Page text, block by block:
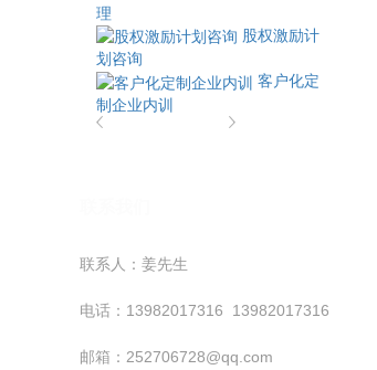
理
股权激励计
划咨询
客户化定
制企业内训
联系人：姜先生
电话：13982017316 13982017316
邮箱：252706728@qq.com